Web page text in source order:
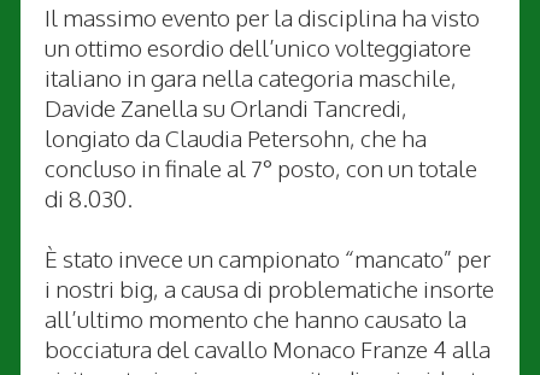
Il massimo evento per la disciplina ha visto
un ottimo esordio dell’unico volteggiatore
italiano in gara nella categoria maschile,
Davide Zanella su Orlandi Tancredi,
longiato da Claudia Petersohn, che ha
concluso in finale al 7° posto, con un totale
di 8.030.
È stato invece un campionato “mancato” per
i nostri big, a causa di problematiche insorte
all’ultimo momento che hanno causato la
bocciatura del cavallo Monaco Franze 4 alla